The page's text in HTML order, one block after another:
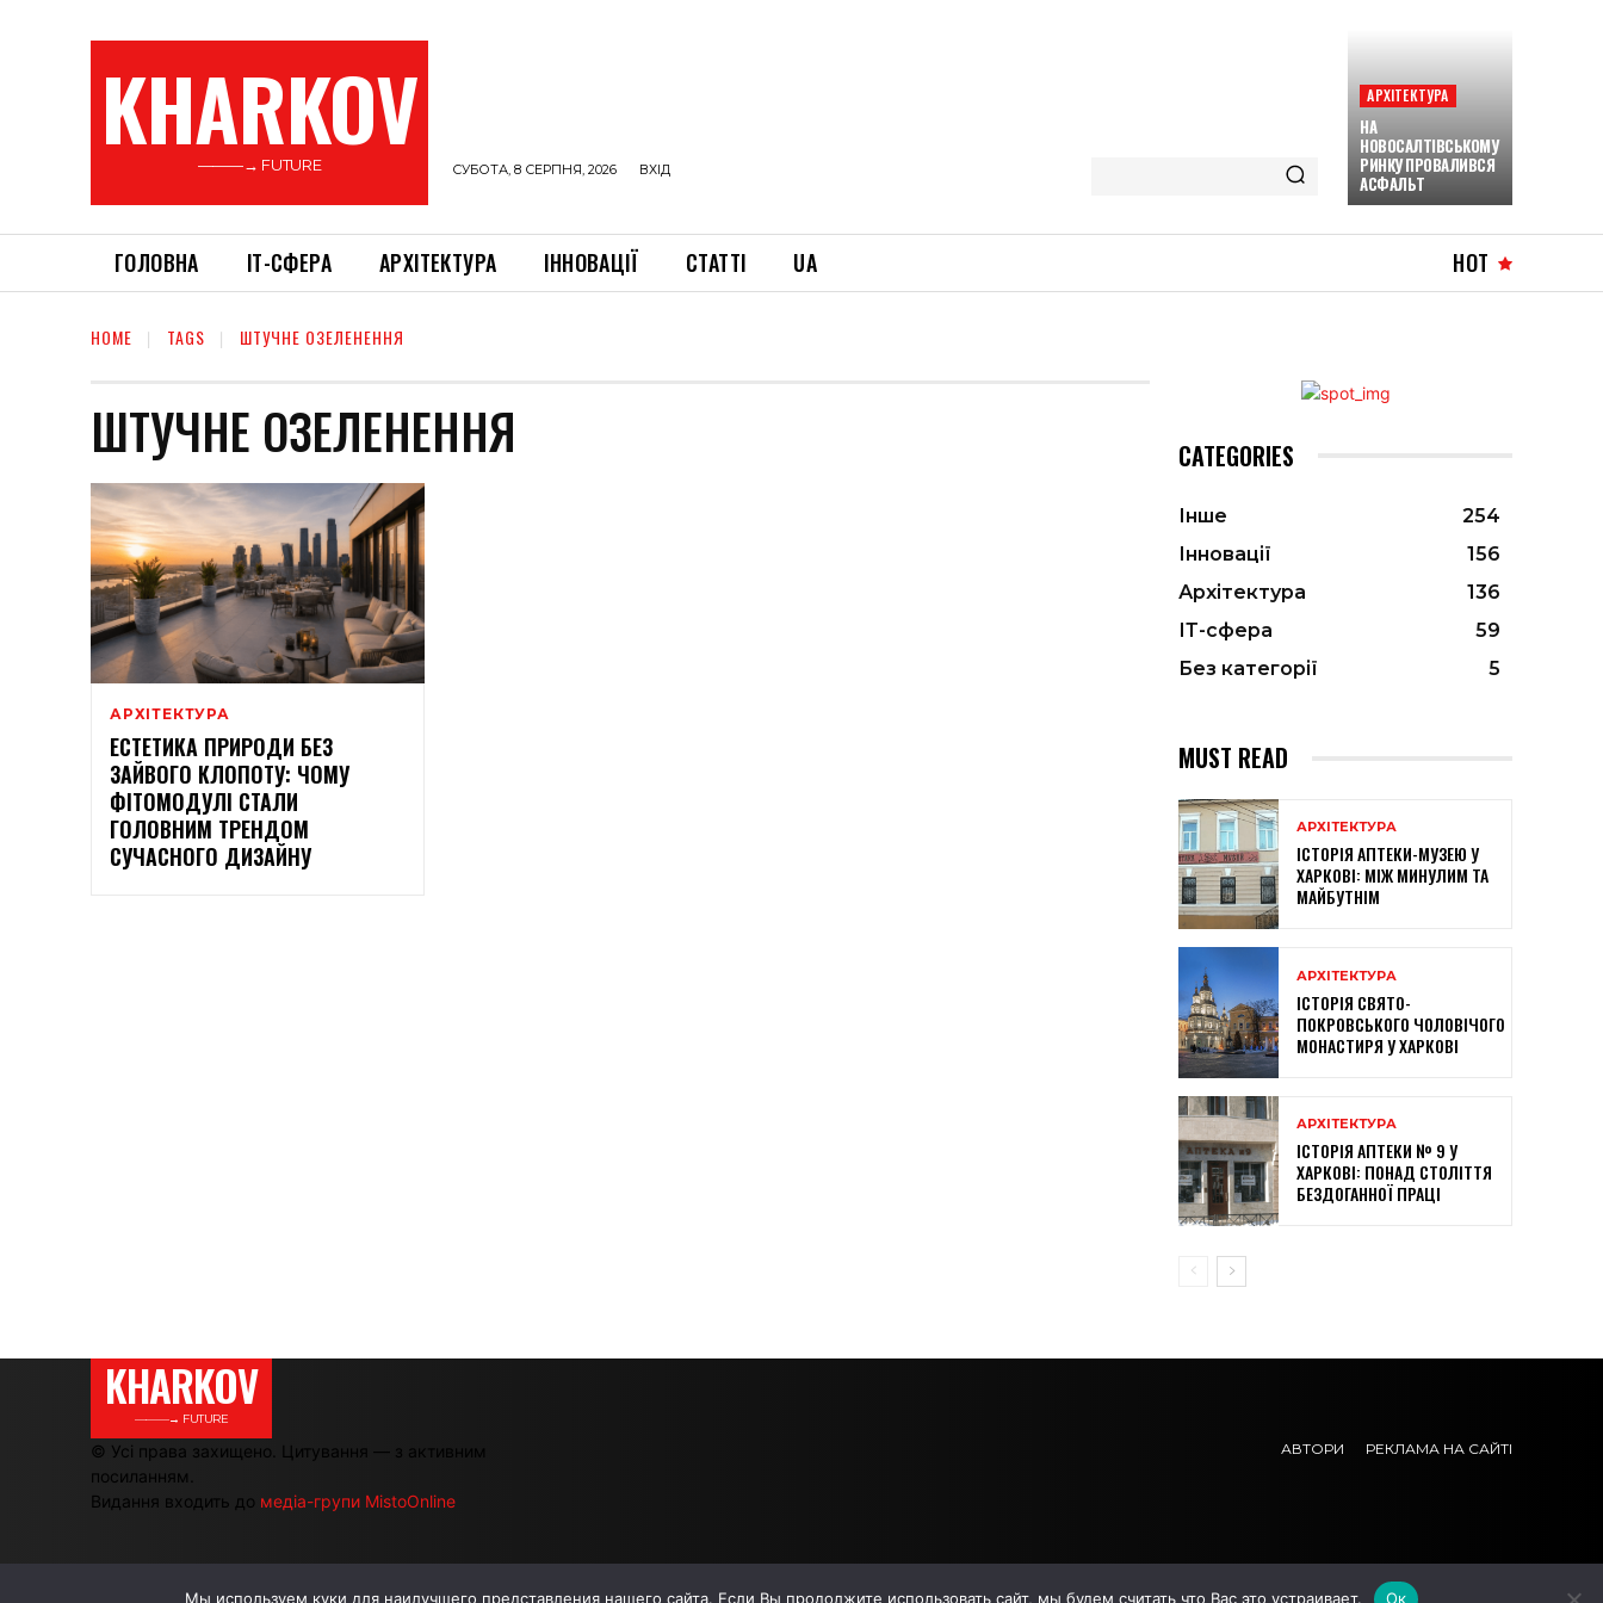
KHARKOV
———→ FUTURE СУБОТА, 8 СЕРПНЯ, 2026 ВХІД
АРХІТЕКТУРА
НА
НОВОСАЛТІВСЬКОМУ
РИНКУ ПРОВАЛИВСЯ
АСФАЛЬТ
ГОЛОВНА ІТ-СФЕРА АРХІТЕКТУРА ІННОВАЦІЇ СТАТТІ UA HOT
HOME TAGS ШТУЧНЕ ОЗЕЛЕНЕННЯ
ШТУЧНЕ ОЗЕЛЕНЕННЯ
АРХІТЕКТУРА
ЕСТЕТИКА ПРИРОДИ БЕЗ
ЗАЙВОГО КЛОПОТУ: ЧОМУ
ФІТОМОДУЛІ СТАЛИ
ГОЛОВНИМ ТРЕНДОМ
СУЧАСНОГО ДИЗАЙНУ
CATEGORIES
Інше
254
Інновації
156
Архітектура
136
ІТ-сфера
59
Без категорії
5
MUST READ
АРХІТЕКТУРА
ІСТОРІЯ АПТЕКИ-МУЗЕЮ У
ХАРКОВІ: МІЖ МИНУЛИМ ТА
МАЙБУТНІМ
АРХІТЕКТУРА
ІСТОРІЯ СВЯТО-
ПОКРОВСЬКОГО ЧОЛОВІЧОГО
МОНАСТИРЯ У ХАРКОВІ
АРХІТЕКТУРА
ІСТОРІЯ АПТЕКИ № 9 У
ХАРКОВІ: ПОНАД СТОЛІТТЯ
БЕЗДОГАННОЇ ПРАЦІ
KHARKOV
———→ FUTURE
© Усі права захищено. Цитування — з активним
посиланням.
Видання входить до медіа-групи MistoOnline
АВТОРИ РЕКЛАМА НА САЙТІ
Мы используем куки для наилучшего представления нашего сайта. Если Вы продолжите использовать сайт, мы будем считать что Вас это устраивает. Ок